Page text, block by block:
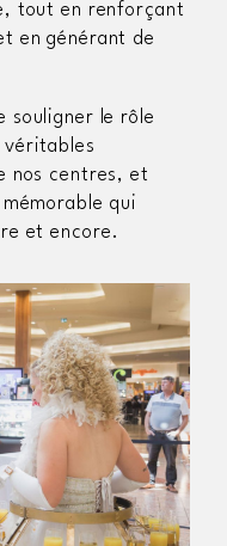
tout en renforçant
en générant de
souligner le rôle
véritables
nos centres, et
qui
et encore.